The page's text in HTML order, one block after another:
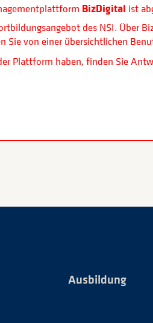
BizDigital ist
des NSI. Über
von einer übersichtlichen
Plattform haben, finden Sie
Ausbildung